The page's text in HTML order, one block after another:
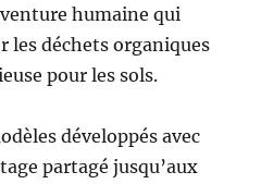
humaine qui
les déchets organiques
pour les sols.
développés avec
partagé jusqu’aux